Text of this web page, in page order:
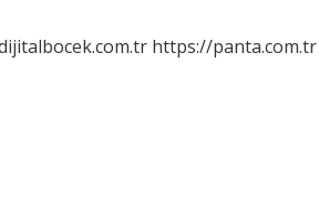
https://panta.com.tr